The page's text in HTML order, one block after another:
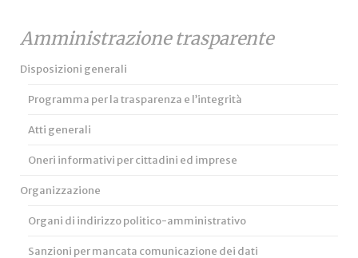
Amministrazione trasparente
Disposizioni generali
Programma per la trasparenza e l’integrità
Atti generali
Oneri informativi per cittadini ed imprese
Organizzazione
Organi di indirizzo politico-amministrativo
Sanzioni per mancata comunicazione dei dati